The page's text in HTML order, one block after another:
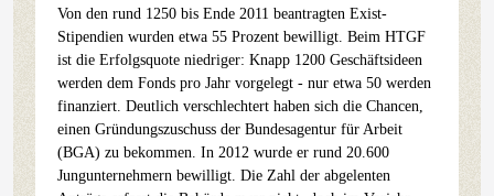
Von den rund 1250 bis Ende 2011 beantragten Exist-
Stipendien wurden etwa 55 Prozent bewilligt. Beim HTGF
ist die Erfolgsquote niedriger: Knapp 1200 Geschäftsideen
werden dem Fonds pro Jahr vorgelegt - nur etwa 50 werden
finanziert. Deutlich verschlechtert haben sich die Chancen,
einen Gründungszuschuss der Bundesagentur für Arbeit
(BGA) zu bekommen. In 2012 wurde er rund 20.600
Jungunternehmern bewilligt. Die Zahl der abgelenten